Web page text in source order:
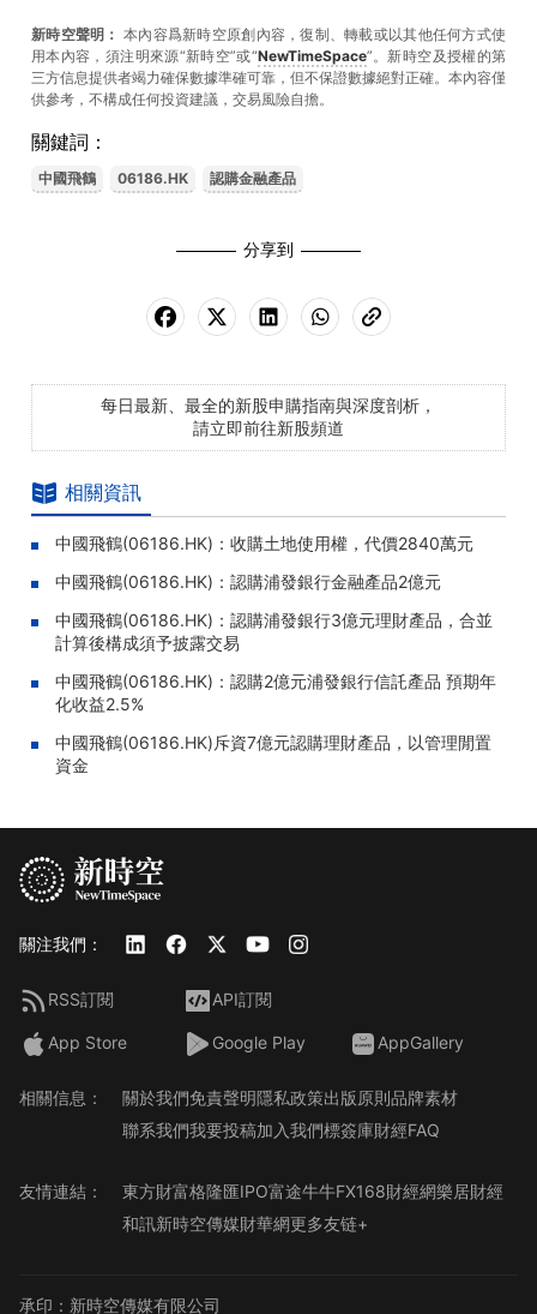
新時空聲明： 本內容爲新時空原創內容，復制、轉載或以其他任何方式使
用本內容，須注明來源“新時空”或“NewTimeSpace”。新時空及授權的第
三方信息提供者竭力確保數據準確可靠，但不保證數據絕對正確。本內容僅
供參考，不構成任何投資建議，交易風險自擔。
關鍵詞：
中國飛鶴 06186.HK 認購金融產品
分享到
每日最新、最全的新股申購指南與深度剖析，
請立即前往新股頻道
相關資訊
中國飛鶴(06186.HK)：收購土地使用權，代價2840萬元
中國飛鶴(06186.HK)：認購浦發銀行金融產品2億元
中國飛鶴(06186.HK)：認購浦發銀行3億元理財產品，合並
計算後構成須予披露交易
中國飛鶴(06186.HK)：認購2億元浦發銀行信託產品 預期年
化收益2.5%
中國飛鶴(06186.HK)斥資7億元認購理財產品，以管理閒置
資金
關注我們：
RSS訂閱 API訂閱
App Store Google Play AppGallery
相關信息： 關於我們免責聲明隱私政策出版原則品牌素材
聯系我們我要投稿加入我們標簽庫財經FAQ
友情連結： 東方財富格隆匯IPO富途牛牛FX168財經網樂居財經
和訊新時空傳媒財華網更多友链+
承印：新時空傳媒有限公司